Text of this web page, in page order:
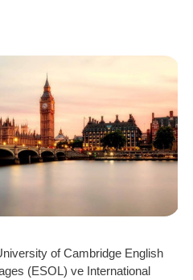
of Cambridge English
(ESOL) ve International